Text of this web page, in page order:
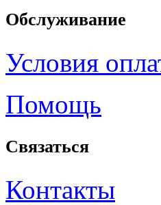
Обслуживание
Условия
Помощь
Связаться
Контакты